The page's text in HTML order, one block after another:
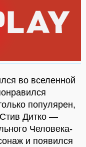
во вселенной
популярен,
Дитко —
Человека-
и появился